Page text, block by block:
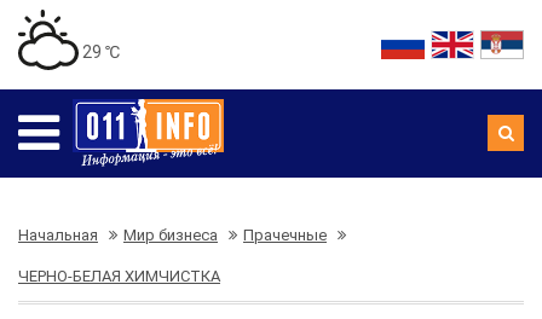
29 ℃
Начальная Мир бизнеса Прачечные
ЧЕРНО-БЕЛАЯ ХИМЧИСТКА